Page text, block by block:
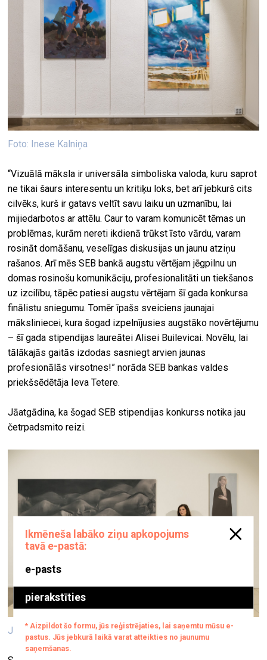
Foto: Inese Kalniņa
“Vizuālā māksla ir universāla simboliska valoda, kuru saprot
ne tikai šaurs interesentu un kritiķu loks, bet arī jebkurš cits
cilvēks, kurš ir gatavs veltīt savu laiku un uzmanību, lai
mijiedarbotos ar attēlu. Caur to varam komunicēt tēmas un
problēmas, kurām nereti ikdienā trūkst īsto vārdu, varam
rosināt domāšanu, veselīgas diskusijas un jaunu atziņu
rašanos. Arī mēs SEB bankā augstu vērtējam jēgpilnu un
domas rosinošu komunikāciju, profesionalitāti un tiekšanos
uz izcilību, tāpēc patiesi augstu vērtējam šī gada konkursa
finālistu sniegumu. Tomēr īpašs sveiciens jaunajai
māksliniecei, kura šogad izpelnījusies augstāko novērtējumu
– šī gada stipendijas laureātei Alisei Builevicai. Novēlu, lai
tālākajās gaitās izdodas sasniegt arvien jaunas
profesionālās virsotnes!” norāda SEB bankas valdes
priekšsēdētāja Ieva Tetere.
Jāatgādina, ka šogad SEB stipendijas konkurss notika jau
četrpadsmito reizi.
Jūlija Šilova. Foto: Inese Kalniņa